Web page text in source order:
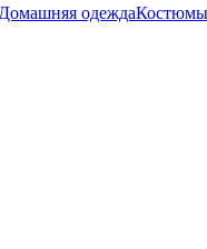
Домашняя одеждаКостюмы